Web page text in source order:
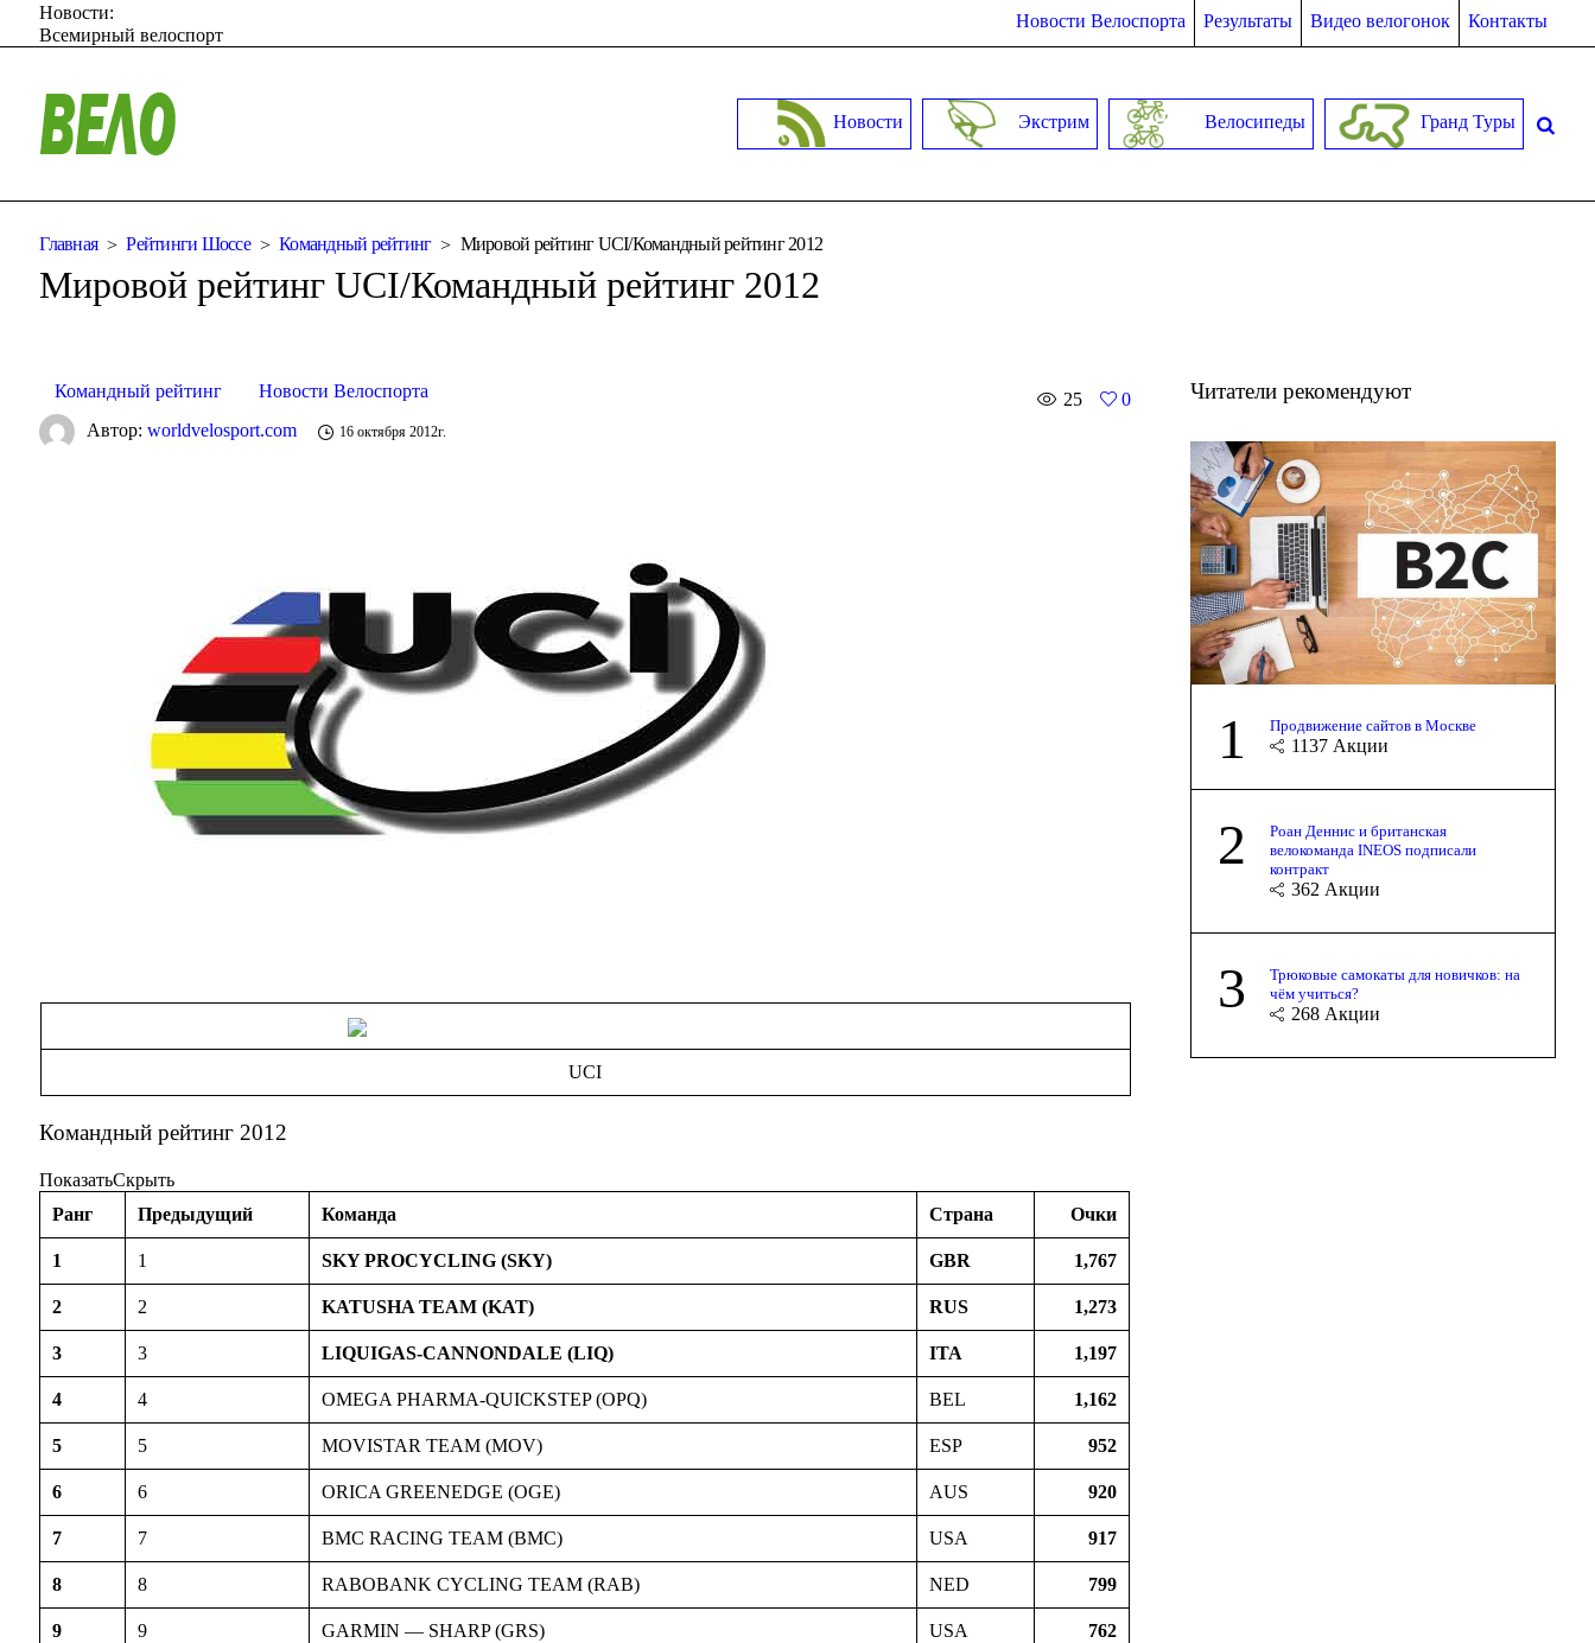
Новости Велоспорта Результаты Видео велогонок Контакты
Новости:
Всемирный велоспорт
Новости Экстрим Велосипеды Гранд Туры
Главная Рейтинги Шоссе Командный рейтинг Мировой рейтинг UCI/Командный рейтинг 2012
Мировой рейтинг UCI/Командный рейтинг 2012
Командный рейтинг Новости Велоспорта 25
0
Автор:worldvelosport.com 16 октября 2012г.
UCI
Командный рейтинг 2012
ПоказатьСкрыть
Ранг
Предыдущий Команда Страна Очки
1 1 SKY PROCYCLING (SKY) GBR 1,767
2 2 KATUSHA TEAM (KAT) RUS 1,273
3 3 LIQUIGAS-CANNONDALE (LIQ) ITA 1,197
4 4 OMEGA PHARMA-QUICKSTEP (OPQ) BEL 1,162
5 5 MOVISTAR TEAM (MOV) ESP 952
6 6 ORICA GREENEDGE (OGE) AUS 920
7 7 BMC RACING TEAM (BMC) USA 917
8 8 RABOBANK CYCLING TEAM (RAB) NED 799
9 9 GARMIN — SHARP (GRS) USA 762
Читатели рекомендуют
1 Продвижение сайтов в Москве
1137 Акции
2
Роан Деннис и британская
велокоманда INEOS подписали
контракт
362 Акции
3
Трюковые самокаты для новичков: на
чём учиться?
268 Акции